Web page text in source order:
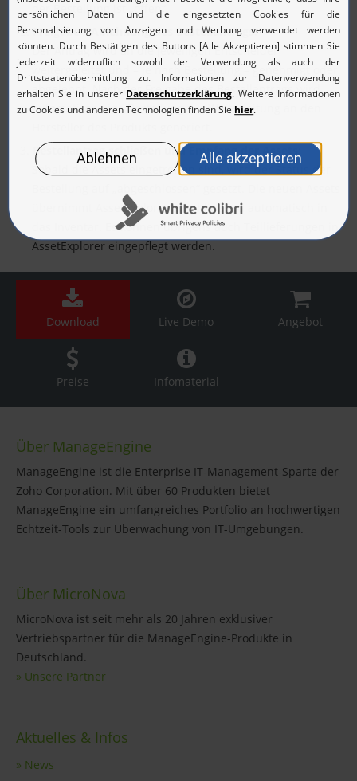
der Bestellung ist „offen“.
Freigabe / Ablehnung des Bestellantrags:
Der Antrag wird an die jeweiligen Entscheider
weitergeleitet und – je nach Bestellung – genehmigt oder
abgelehnt. Nach der Freigabe des Bestellantrags wird
automatisch eine Bestellung zur Weiterleitung an den
Bestellantrag schließen und Empfang der Assets:
Sobald die Assets eingetroffen sind, wird der Status der
übernimmt AssetExplorer anschließend automatisch in
das Inventar. Es können übrigens auch Teillieferungen in
AssetExplorer eingepflegt werden.
Download Live Demo Angebot
Preise Infomaterial
Über ManageEngine
ManageEngine ist die Enterprise IT-Management-Sparte der
Zoho Corporation. Mit über 60 Produkten bietet
ManageEngine ein umfangreiches Portfolio an hochwertigen
Echtzeit-Tools zur Überwachung von IT-Umgebungen.
Über MicroNova
MicroNova ist seit mehr als 20 Jahren exklusiver
Vertriebspartner für die ManageEngine-Produkte in
Deutschland.
» Unsere Partner
Aktuelles & Infos
» News